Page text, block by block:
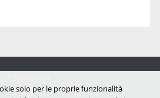
vegan e antispecista
solo per le proprie funzionalità